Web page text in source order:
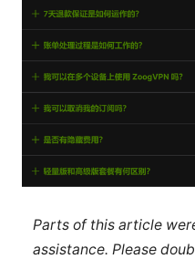
Parts of this article
assistance. Please